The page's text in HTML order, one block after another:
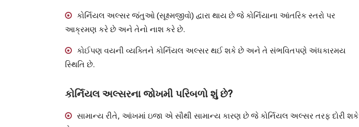
કોર્નિયલ અલ્સર જંતુઓ (સૂક્ષ્મજીવો) દ્વારા થાય છે જે કોર્નિયાના આંતરિક સ્તરો પર
આક્રમણ કરે છે અને તેનો નાશ કરે છે.
કોઈપણ વયની વ્યક્તિને કોર્નિયલ અલ્સર થઈ શકે છે અને તે સંભવિતપણે અંધકારમય
સ્થિતિ છે.
કોર્નિયલ અલ્સરના જોખમી પરિબળો શું છે?
સામાન્ય રીતે, આંખમાં ઇજા એ સૌથી સામાન્ય કારણ છે જે કોર્નિયલ અલ્સર તરફ દોરી શકે